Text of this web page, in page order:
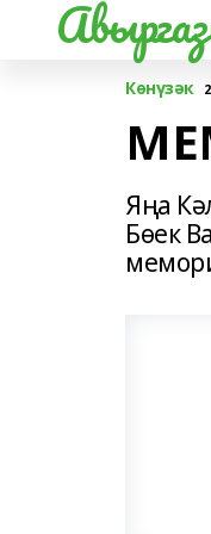
Көнүзәк
Яңа
Бөек